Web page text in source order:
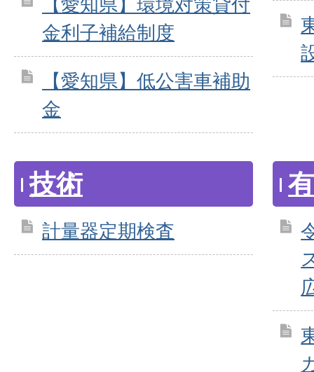
【愛知県】環境対策貸付
金利子補給制度
【愛知県】低公害車補助
金
技術
計量器定期検査